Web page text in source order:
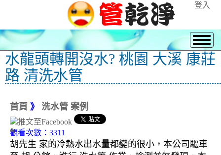
登入
水龍頭轉開沒水? 桃園 大溪 康莊
路 清洗水管
首頁 》 洗水管 案例
觀看次數：3311
胡先生 家的冷熱水出水量都變的很小，本公司驅車